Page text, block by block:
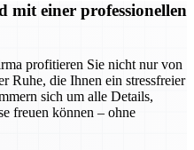
mit einer professionellen
profitieren Sie nicht nur von
Ruhe, die Ihnen ein stressfreier
sich um alle Details,
freuen können – ohne